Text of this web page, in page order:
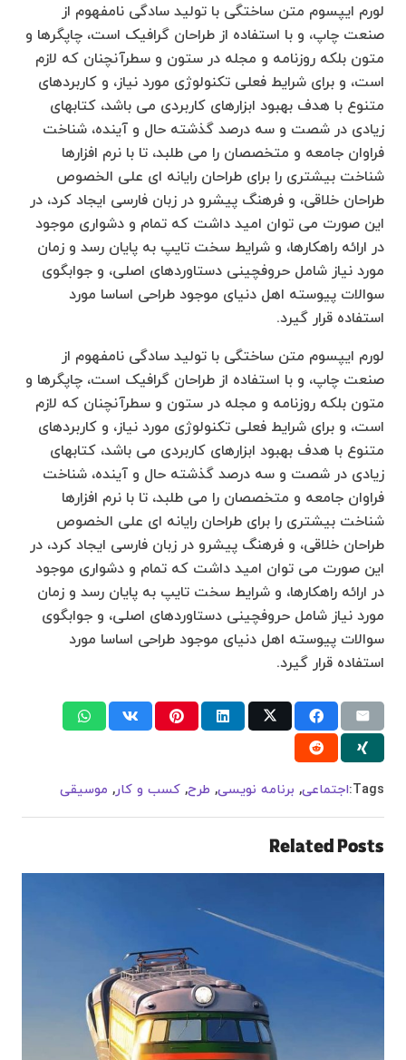
لورم ایپسوم متن ساختگی با تولید سادگی نامفهوم از
صنعت چاپ، و با استفاده از طراحان گرافیک است، چاپگرها و
متون بلکه روزنامه و مجله در ستون و سطرآنچنان که لازم
است، و برای شرایط فعلی تکنولوژی مورد نیاز، و کاربردهای
متنوع با هدف بهبود ابزارهای کاربردی می باشد، کتابهای
زیادی در شصت و سه درصد گذشته حال و آینده، شناخت
فراوان جامعه و متخصصان را می طلبد، تا با نرم افزارها
شناخت بیشتری را برای طراحان رایانه ای علی الخصوص
طراحان خلاقی، و فرهنگ پیشرو در زبان فارسی ایجاد کرد، در
این صورت می توان امید داشت که تمام و دشواری موجود
در ارائه راهکارها، و شرایط سخت تایپ به پایان رسد و زمان
مورد نیاز شامل حروفچینی دستاوردهای اصلی، و جوابگوی
سوالات پیوسته اهل دنیای موجود طراحی اساسا مورد
استفاده قرار گیرد.
لورم ایپسوم متن ساختگی با تولید سادگی نامفهوم از
صنعت چاپ، و با استفاده از طراحان گرافیک است، چاپگرها و
متون بلکه روزنامه و مجله در ستون و سطرآنچنان که لازم
است، و برای شرایط فعلی تکنولوژی مورد نیاز، و کاربردهای
متنوع با هدف بهبود ابزارهای کاربردی می باشد، کتابهای
زیادی در شصت و سه درصد گذشته حال و آینده، شناخت
فراوان جامعه و متخصصان را می طلبد، تا با نرم افزارها
شناخت بیشتری را برای طراحان رایانه ای علی الخصوص
طراحان خلاقی، و فرهنگ پیشرو در زبان فارسی ایجاد کرد، در
این صورت می توان امید داشت که تمام و دشواری موجود
در ارائه راهکارها، و شرایط سخت تایپ به پایان رسد و زمان
مورد نیاز شامل حروفچینی دستاوردهای اصلی، و جوابگوی
سوالات پیوسته اهل دنیای موجود طراحی اساسا مورد
استفاده قرار گیرد.
Tags: اجتماعی, برنامه نویسی, طرح, کسب و کار, موسیقی
Related Posts